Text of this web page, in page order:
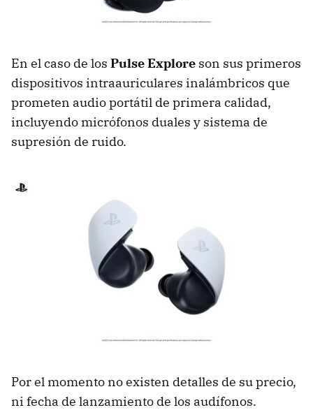
En el caso de los Pulse Explore son sus primeros
dispositivos intraauriculares inalámbricos que
prometen audio portátil de primera calidad,
incluyendo micrófonos duales y sistema de
supresión de ruido.
Por el momento no existen detalles de su precio,
ni fecha de lanzamiento de los audífonos.